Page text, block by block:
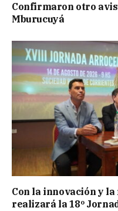
Confirmaron otro
Mburucuyá
Con la innovación y
realizará la 18º